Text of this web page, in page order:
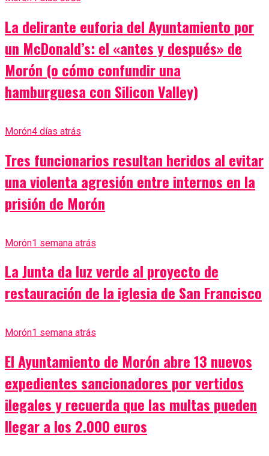
La delirante euforia del Ayuntamiento por
un McDonald’s: el «antes y después» de
Morón (o cómo confundir una
hamburguesa con Silicon Valley)
Morón4 días atrás
Tres funcionarios resultan heridos al evitar
una violenta agresión entre internos en la
prisión de Morón
Morón1 semana atrás
La Junta da luz verde al proyecto de
restauración de la iglesia de San Francisco
Morón1 semana atrás
El Ayuntamiento de Morón abre 13 nuevos
expedientes sancionadores por vertidos
ilegales y recuerda que las multas pueden
llegar a los 2.000 euros